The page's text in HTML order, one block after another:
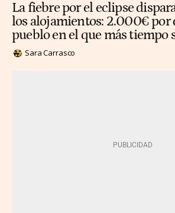
La fiebre por el eclipse
los alojamientos: 2.000€ por
pueblo en el que más tiempo
Sara Carrasco